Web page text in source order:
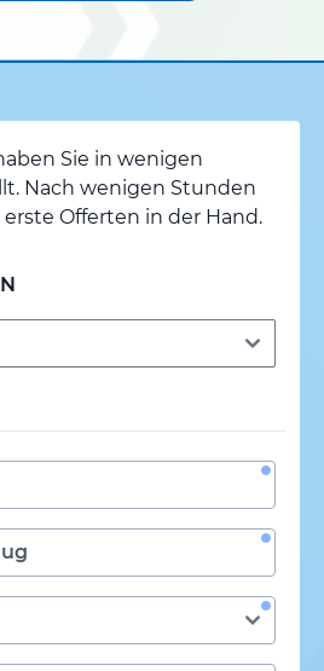
Sie in wenigen
Nach wenigen Stunden
Offerten in der Hand.